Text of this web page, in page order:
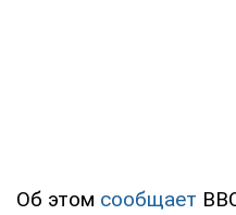
Об этом сообщает